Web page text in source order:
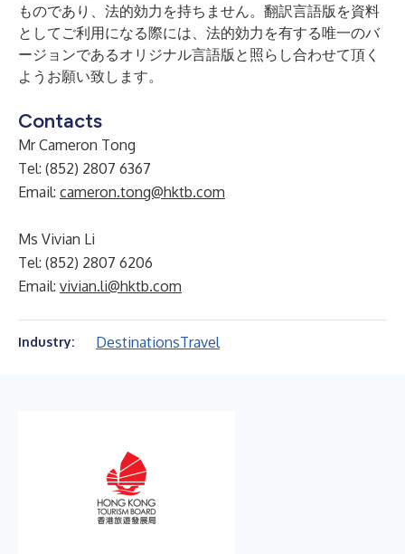
ものであり、法的効力を持ちません。翻訳言語版を資料
としてご利用になる際には、法的効力を有する唯一のバ
ージョンであるオリジナル言語版と照らし合わせて頂く
ようお願い致します。
Contacts
Mr Cameron Tong
Tel: (852) 2807 6367
Email: cameron.tong@hktb.com
Ms Vivian Li
Tel: (852) 2807 6206
Email: vivian.li@hktb.com
Industry: DestinationsTravel